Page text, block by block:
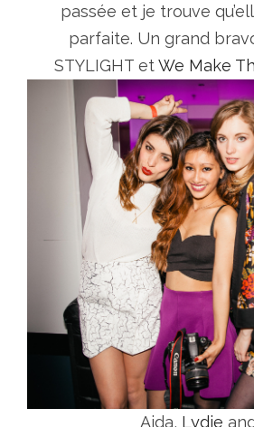
passée et je trouve
parfaite. Un grand
STYLIGHT etWe Make
Aida, Lydie